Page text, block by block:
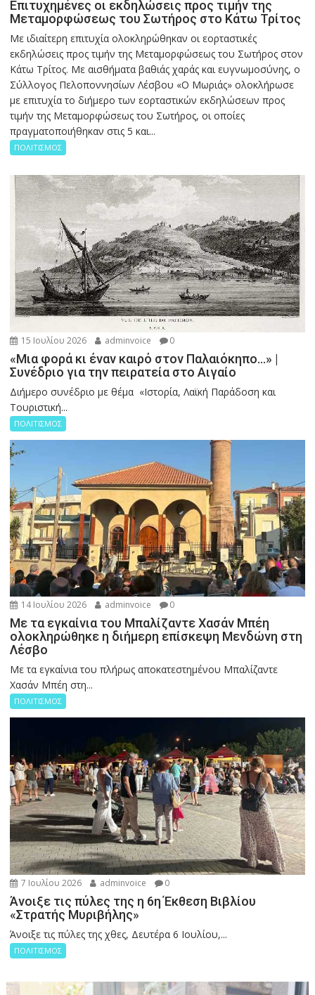
Επιτυχημένες οι εκδηλώσεις προς τιμήν της
Μεταμορφώσεως του Σωτήρος στο Κάτω Τρίτος
Με ιδιαίτερη επιτυχία ολοκληρώθηκαν οι εορταστικές
εκδηλώσεις προς τιμήν της Μεταμορφώσεως του Σωτήρος στον
Κάτω Τρίτος. Με αισθήματα βαθιάς χαράς και ευγνωμοσύνης, ο
Σύλλογος Πελοποννησίων Λέσβου «Ο Μωριάς» ολοκλήρωσε
με επιτυχία το διήμερο των εορταστικών εκδηλώσεων προς
τιμήν της Μεταμορφώσεως του Σωτήρος, οι οποίες
πραγματοποιήθηκαν στις 5 και...
ΠΟΛΙΤΙΣΜΟΣ
15 Ιουλίου 2026 adminvoice 0
«Μια φορά κι έναν καιρό στον Παλαιόκηπο…» |
Συνέδριο για την πειρατεία στο Αιγαίο
Διήμερο συνέδριο με θέμα «Ιστορία, Λαϊκή Παράδοση και
Τουριστική...
ΠΟΛΙΤΙΣΜΟΣ
14 Ιουλίου 2026 adminvoice 0
Με τα εγκαίνια του Μπαλίζαντε Χασάν Μπέη
ολοκληρώθηκε η διήμερη επίσκεψη Μενδώνη στη
Λέσβο
Με τα εγκαίνια του πλήρως αποκατεστημένου Μπαλίζαντε
Χασάν Μπέη στη...
ΠΟΛΙΤΙΣΜΟΣ
7 Ιουλίου 2026 adminvoice 0
Άνοιξε τις πύλες της η 6η Έκθεση Βιβλίου
«Στρατής Μυριβήλης»
Άνοιξε τις πύλες της χθες, Δευτέρα 6 Ιουλίου,...
ΠΟΛΙΤΙΣΜΟΣ